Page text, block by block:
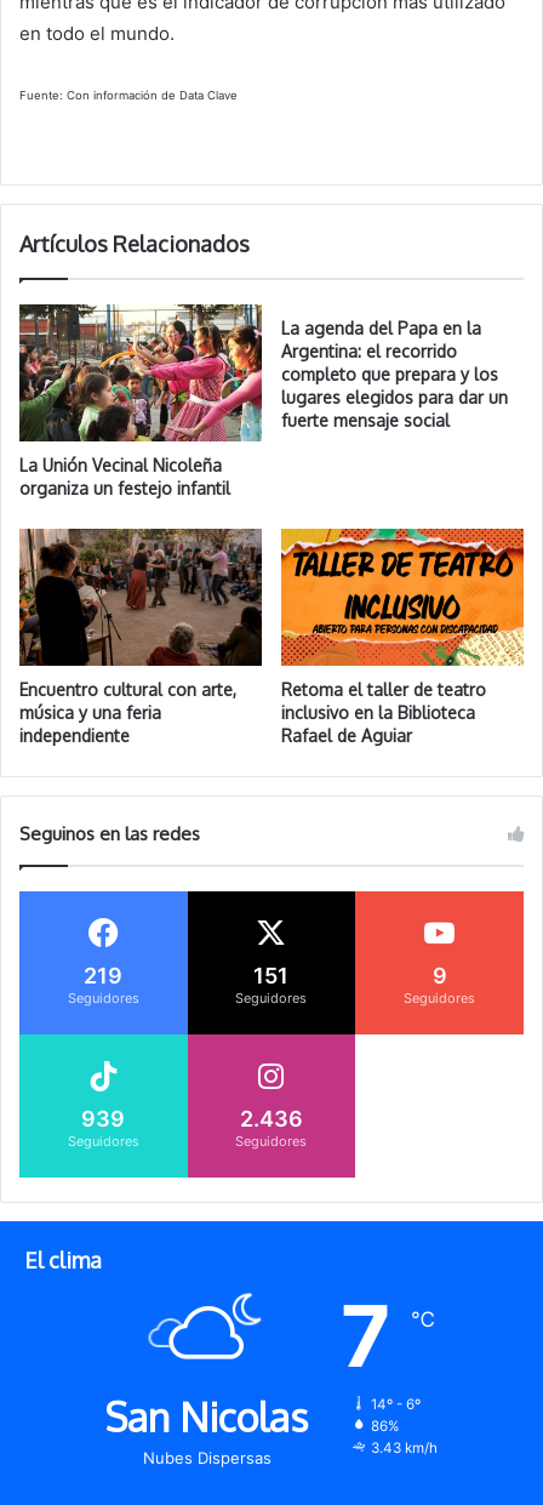
en todo el mundo.
Fuente: Con información de Data Clave
Artículos Relacionados
La Unión Vecinal Nicoleña
organiza un festejo infantil
La agenda del Papa en la
Argentina: el recorrido
completo que prepara y los
lugares elegidos para dar un
fuerte mensaje social
Encuentro cultural con arte,
música y una feria
independiente
Retoma el taller de teatro
inclusivo en la Biblioteca
Rafael de Aguiar
Seguinos en las redes
219
Seguidores
151
Seguidores
9
Seguidores
939
Seguidores
2.436
Seguidores
El clima
San Nicolas
Nubes Dispersas
7 ℃
14º - 6º
86%
3.43 km/h